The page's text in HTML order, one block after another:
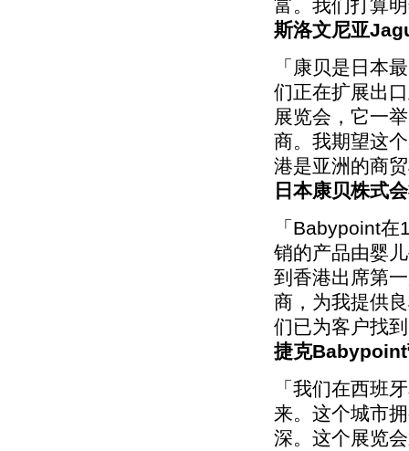
富。我们打算
斯洛文尼亚
「康贝是日本
们正在扩展出
展览会，它一
商。我期望这
港是亚洲的商
日本康贝株式
「Babypoint
销的产品由婴
到香港出席第
商，为我提供
们已为客户找
捷克
「我们在西班
来。这个城市
深。这个展览